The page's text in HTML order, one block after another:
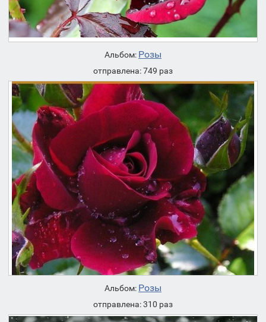
Альбом: Розы
отправлена: 749 раз
Альбом: Розы
отправлена: 310 раз